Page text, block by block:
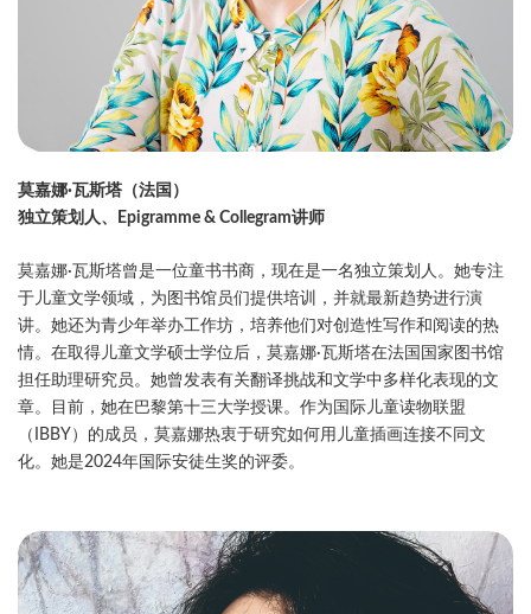
莫嘉娜·瓦斯塔 （法国）
独立策划人、Epigramme & Collegram讲师
莫嘉娜·瓦斯塔曾是一位童书书商，现在是一名独立策划人。她专注
于儿童文学领域，为图书馆员们提供培训，并就最新趋势进行演
讲。她还为青少年举办工作坊，培养他们对创造性写作和阅读的热
情。在取得儿童文学硕士学位后，莫嘉娜·瓦斯塔在法国国家图书馆
担任助理研究员。她曾发表有关翻译挑战和文学中多样化表现的文
章。目前，她在巴黎第十三大学授课。作为国际儿童读物联盟
（IBBY）的成员，莫嘉娜热衷于研究如何用儿童插画连接不同文
化。她是2024年国际安徒生奖的评委。